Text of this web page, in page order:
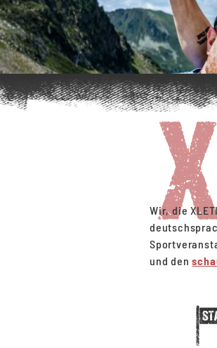
BERLIN 2027
TIROL INNSBRUCK 2027
MÜNCHEN ERDING 2027
VIVA LA WALD
BLOG
Wir, die
und den